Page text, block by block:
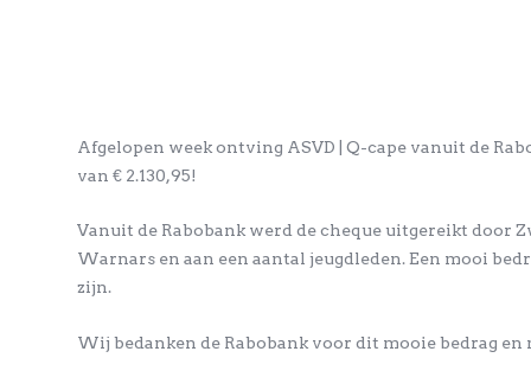
Afgelopen week ontving ASVD | Q-cape vanuit de
van € 2.130,95!
Vanuit de Rabobank werd de cheque uitgereikt door
Warnars en aan een aantal jeugdleden. Een mooi
zijn.
Wij bedanken de Rabobank voor dit mooie bedrag